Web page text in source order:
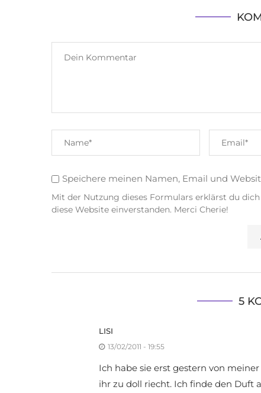
Speichere meinen Namen, Email und
Mit der Nutzung dieses Formulars erklärst du
diese Website einverstanden. Merci Cherie!
5
LISI
13/02/2011 - 19:55
Ich habe sie erst gestern von
ihr zu doll riecht. Ich finde den Duft